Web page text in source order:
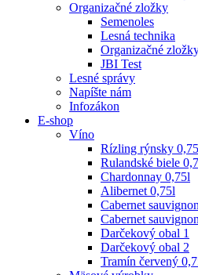
Organizačné zložky
Semenoles
Lesná technika
Organizačné
JBI Test
Lesné správy
Napíšte nám
Infozákon
E-shop
Víno
Rízling rýnsky
Rulandské biele
Chardonnay 0,75l
Alibernet 0,75l
Cabernet
Cabernet
Darčekový obal 1
Darčekový obal 2
Tramín červený